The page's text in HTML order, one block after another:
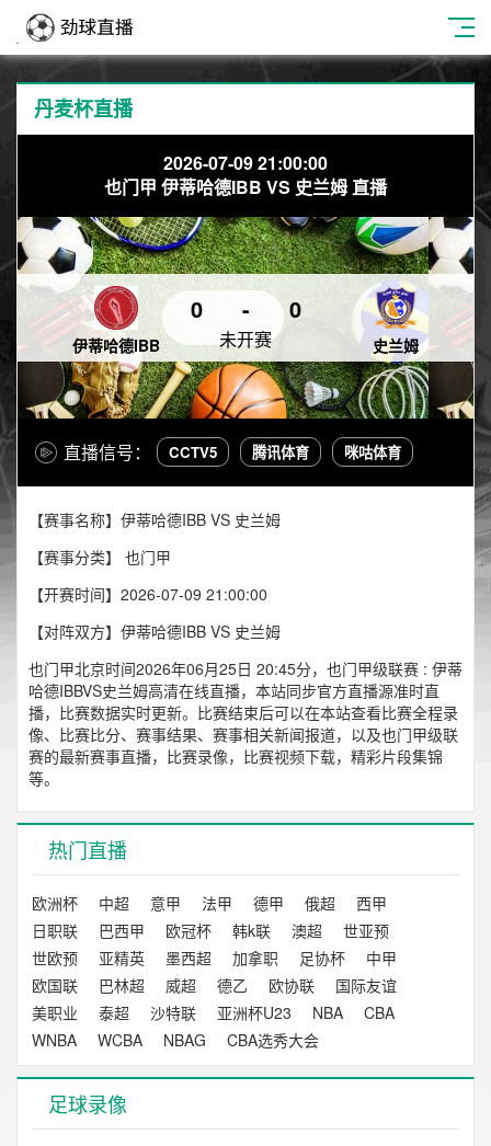
丹麦杯直播
2026-07-09 21:00:00
也门甲 伊蒂哈德IBB VS 史兰姆 直播
伊蒂哈德IBB
0 - 0
史兰姆
未开赛
直播信号： CCTV5 腾讯体育 咪咕体育
【赛事名称】伊蒂哈德IBB VS 史兰姆
【赛事分类】 也门甲
【开赛时间】2026-07-09 21:00:00
【对阵双方】伊蒂哈德IBB VS 史兰姆
也门甲北京时间2026年06月25日 20:45分，也门甲级联赛 : 伊蒂
哈德IBBVS史兰姆高清在线直播，本站同步官方直播源准时直
播，比赛数据实时更新。比赛结束后可以在本站查看比赛全程录
像、比赛比分、赛事结果、赛事相关新闻报道，以及也门甲级联
赛的最新赛事直播，比赛录像，比赛视频下载，精彩片段集锦
等。
热门直播
欧洲杯 中超 意甲 法甲 德甲 俄超
西甲
日职联
巴西甲 欧冠杯 韩k联 澳超
世亚预
世欧预
亚精英 墨西超 加拿职 足协杯
中甲
欧国联
巴林超 威超 德乙 欧协联
国际友谊
美职业
泰超 沙特联 亚洲杯U23 NBA
CBA
WNBA
WCBA NBAG CBA选秀大会
足球录像